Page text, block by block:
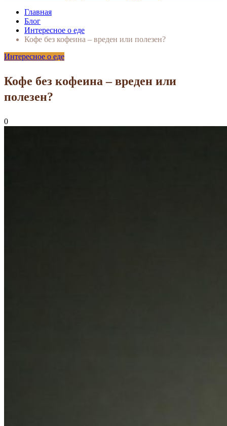
Главная
Блог
Интересное о еде
Кофе без кофеина – вреден или полезен?
Интересное о еде
Кофе без кофеина – вреден или
полезен?
0